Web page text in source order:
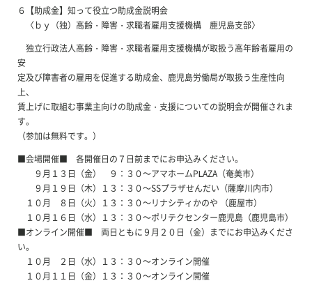
６【助成金】知って役立つ助成金説明会
〈ｂｙ（独）高齢・障害・求職者雇用支援機構 鹿児島支部〉
独立行政法人高齢・障害・求職者雇用支援機構が取扱う高年齢者雇用の
安
定及び障害者の雇用を促進する助成金、鹿児島労働局が取扱う生産性向
上、
賃上げに取組む事業主向けの助成金・支援についての説明会が開催されま
す。
（参加は無料です。）
■会場開催■ 各開催日の７日前までにお申込みください。
９月１３日（金） ９：３０～アマホームPLAZA（奄美市）
９月１９日（木）１３：３０～SSプラザせんだい（薩摩川内市）
１０月 ８日（火）１３：３０～リナシティかのや （鹿屋市）
１０月１６日（水）１３：３０～ポリテクセンター鹿児島（鹿児島市）
■オンライン開催■ 両日ともに９月２０日（金）までにお申込みくださ
い。
１０月 ２日（水）１３：３０～オンライン開催
１０月１１日（金）１３：３０～オンライン開催